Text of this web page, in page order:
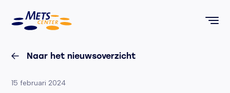
METS Center, terug naar de homepagina
Naar het nieuwsoverzicht
Geplaatst op:
15 februari 2024